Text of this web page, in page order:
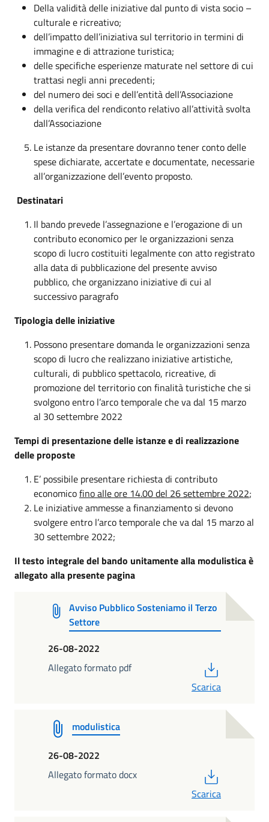
Della validità delle iniziative dal punto di vista socio –
culturale e ricreativo;
dell’impatto dell’iniziativa sul territorio in termini di
immagine e di attrazione turistica;
delle specifiche esperienze maturate nel settore di cui
trattasi negli anni precedenti;
del numero dei soci e dell’entità dell’Associazione
della verifica del rendiconto relativo all’attività svolta
dall’Associazione
Le istanze da presentare dovranno tener conto delle
spese dichiarate, accertate e documentate, necessarie
all’organizzazione dell’evento proposto.
Destinatari
Il bando prevede l’assegnazione e l’erogazione di un
contributo economico per le organizzazioni senza
scopo di lucro costituiti legalmente con atto registrato
alla data di pubblicazione del presente avviso
pubblico, che organizzano iniziative di cui al
successivo paragrafo
Tipologia delle iniziative
Possono presentare domanda le organizzazioni senza
scopo di lucro che realizzano iniziative artistiche,
culturali, di pubblico spettacolo, ricreative, di
promozione del territorio con finalità turistiche che si
svolgono entro l’arco temporale che va dal 15 marzo
al 30 settembre 2022
Tempi di presentazione delle istanze e di realizzazione
delle proposte
E’ possibile presentare richiesta di contributo
economicofino alle ore 14.00 del 26 settembre 2022;
Le iniziative ammesse a finanziamento si devono
svolgere entro l’arco temporale che va dal 15 marzo al
30 settembre 2022;
Il testo integrale del bando unitamente alla modulistica è
allegato alla presente pagina
Avviso Pubblico Sosteniamo il Terzo
Settore
26-08-2022
Allegato formato pdf
Scarica
modulistica
26-08-2022
Allegato formato docx
Scarica